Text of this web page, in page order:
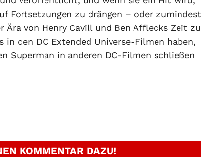
Fortsetzungen zu drängen – oder zumindest
Ära von Henry Cavill und Ben Afflecks Zeit zu
den DC Extended Universe-Filmen haben,
Superman in anderen DC-Filmen schließen
KOMMENTAR DAZU!